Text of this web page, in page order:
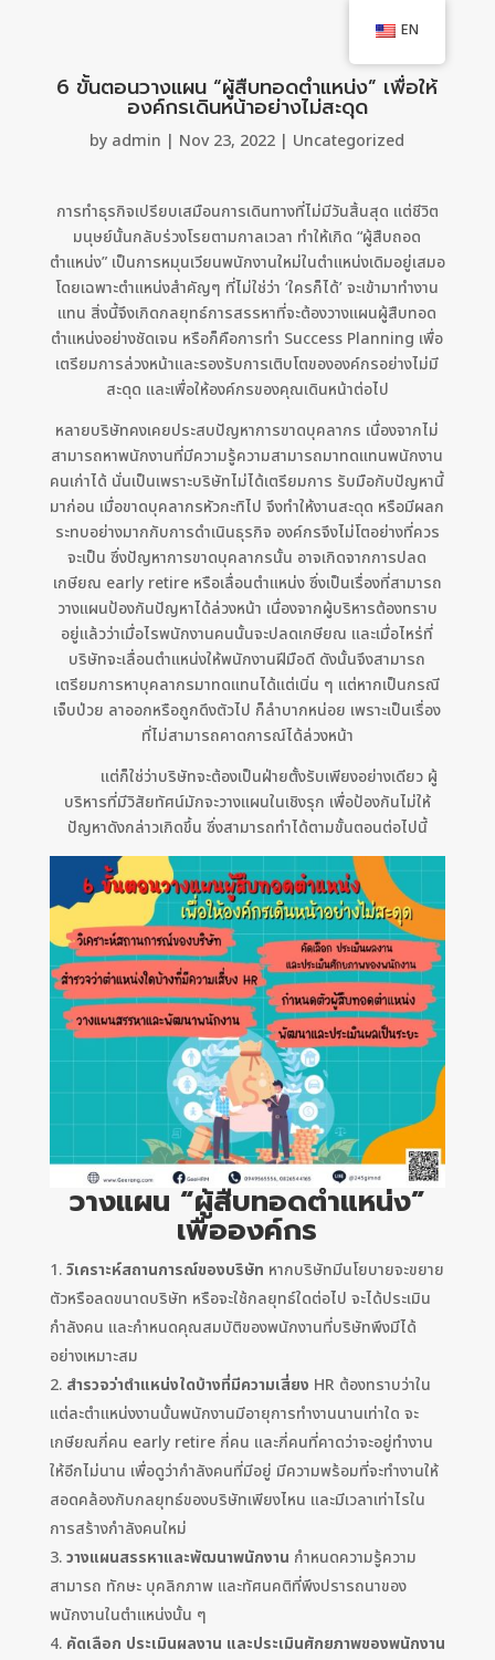
6 ขั้นตอนวางแผน “ผู้สืบทอดตำแหน่ง” เพื่อให้
องค์กรเดินหน้าอย่างไม่สะดุด
by admin | Nov 23, 2022 | Uncategorized
การทำธุรกิจเปรียบเสมือนการเดินทางที่ไม่มีวันสิ้นสุด แต่ชีวิต
มนุษย์นั้นกลับร่วงโรยตามกาลเวลา ทำให้เกิด “ผู้สืบถอด
ตำแหน่ง” เป็นการหมุนเวียนพนักงานใหม่ในตำแหน่งเดิมอยู่เสมอ
โดยเฉพาะตำแหน่งสำคัญๆ ที่ไม่ใช่ว่า ‘ใครก็ได้’ จะเข้ามาทำงาน
แทน สิ่งนี้จึงเกิดกลยุทธ์การสรรหาที่จะต้องวางแผนผู้สืบทอด
ตำแหน่งอย่างชัดเจน หรือก็คือการทำ Success Planning เพื่อ
เตรียมการล่วงหน้าและรองรับการเติบโตขององค์กรอย่างไม่มี
สะดุด และเพื่อให้องค์กรของคุณเดินหน้าต่อไป
หลายบริษัทคงเคยประสบปัญหาการขาดบุคลากร เนื่องจากไม่
สามารถหาพนักงานที่มีความรู้ความสามารถมาทดแทนพนักงาน
คนเก่าได้ นั่นเป็นเพราะบริษัทไม่ได้เตรียมการ รับมือกับปัญหานี้
มาก่อน เมื่อขาดบุคลากรหัวกะทิไป จึงทำให้งานสะดุด หรือมีผลก
ระทบอย่างมากกับการดำเนินธุรกิจ องค์กรจึงไม่โตอย่างที่ควร
จะเป็น ซึ่งปัญหาการขาดบุคลากรนั้น อาจเกิดจากการปลด
เกษียณ early retire หรือเลื่อนตำแหน่ง ซึ่งเป็นเรื่องที่สามารถ
วางแผนป้องกันปัญหาได้ล่วงหน้า เนื่องจากผู้บริหารต้องทราบ
อยู่แล้วว่าเมื่อไรพนักงานคนนั้นจะปลดเกษียณ และเมื่อไหร่ที่
บริษัทจะเลื่อนตำแหน่งให้พนักงานฝีมือดี ดังนั้นจึงสามารถ
เตรียมการหาบุคลากรมาทดแทนได้แต่เนิ่น ๆ แต่หากเป็นกรณี
เจ็บป่วย ลาออกหรือถูกดึงตัวไป ก็ลำบากหน่อย เพราะเป็นเรื่อง
ที่ไม่สามารถคาดการณ์ได้ล่วงหน้า
แต่ก็ใช่ว่าบริษัทจะต้องเป็นฝ่ายตั้งรับเพียงอย่างเดียว ผู้
บริหารที่มีวิสัยทัศน์มักจะวางแผนในเชิงรุก เพื่อป้องกันไม่ให้
ปัญหาดังกล่าวเกิดขึ้น ซึ่งสามารถทำได้ตามขั้นตอนต่อไปนี้
วางแผน “ผู้สืบทอดตำแหน่ง”
เพื่อองค์กร
วิเคราะห์สถานการณ์ของบริษัท หากบริษัทมีนโยบายจะขยาย
ตัวหรือลดขนาดบริษัท หรือจะใช้กลยุทธ์ใดต่อไป จะได้ประเมิน
กำลังคน และกำหนดคุณสมบัติของพนักงานที่บริษัทพึงมีได้
อย่างเหมาะสม
สำรวจว่าตำแหน่งใดบ้างที่มีความเสี่ยง HR ต้องทราบว่าใน
แต่ละตำแหน่งงานนั้นพนักงานมีอายุการทำงานนานเท่าใด จะ
เกษียณกี่คน early retire กี่คน และกี่คนที่คาดว่าจะอยู่ทำงาน
ให้อีกไม่นาน เพื่อดูว่ากำลังคนที่มีอยู่ มีความพร้อมที่จะทำงานให้
สอดคล้องกับกลยุทธ์ของบริษัทเพียงไหน และมีเวลาเท่าไรใน
การสร้างกำลังคนใหม่
วางแผนสรรหาและพัฒนาพนักงาน กำหนดความรู้ความ
สามารถ ทักษะ บุคลิกภาพ และทัศนคติที่พึงปรารถนาของ
พนักงานในตำแหน่งนั้น ๆ
คัดเลือก ประเมินผลงาน และประเมินศักยภาพของพนักงาน
EN